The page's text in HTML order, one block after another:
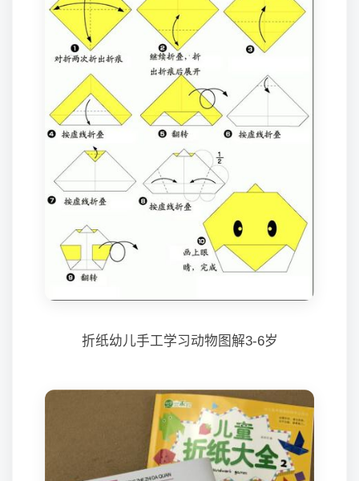
折纸幼儿手工学习动物图解3-6岁